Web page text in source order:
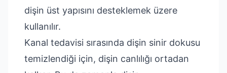
dişin üst yapısını desteklemek üzere
kullanılır.
Kanal tedavisi sırasında dişin sinir dokusu
temizlendiği için, dişin canlılığı ortadan